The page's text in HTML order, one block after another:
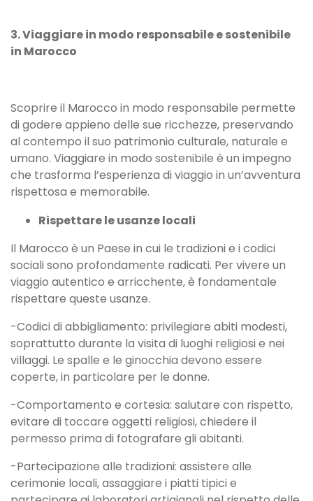
3. Viaggiare in modo responsabile e sostenibile
in Marocco
Scoprire il Marocco in modo responsabile permette
di godere appieno delle sue ricchezze, preservando
al contempo il suo patrimonio culturale, naturale e
umano. Viaggiare in modo sostenibile è un impegno
che trasforma l’esperienza di viaggio in un’avventura
rispettosa e memorabile.
Rispettare le usanze locali
Il Marocco è un Paese in cui le tradizioni e i codici
sociali sono profondamente radicati. Per vivere un
viaggio autentico e arricchente, è fondamentale
rispettare queste usanze.
-Codici di abbigliamento: privilegiare abiti modesti,
soprattutto durante la visita di luoghi religiosi e nei
villaggi. Le spalle e le ginocchia devono essere
coperte, in particolare per le donne.
-Comportamento e cortesia: salutare con rispetto,
evitare di toccare oggetti religiosi, chiedere il
permesso prima di fotografare gli abitanti.
-Partecipazione alle tradizioni: assistere alle
cerimonie locali, assaggiare i piatti tipici e